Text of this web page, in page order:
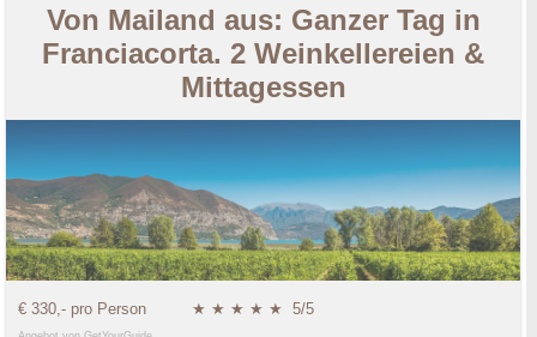
Von Mailand aus: Ganzer Tag in
Franciacorta. 2 Weinkellereien &
Mittagessen
€ 330,- pro Person ★ ★ ★ ★ ★ 5/5